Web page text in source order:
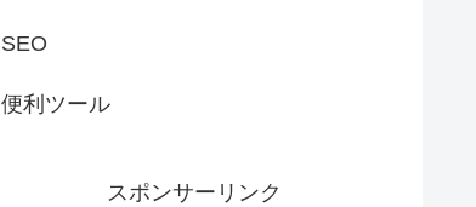
SEO
便利ツール
スポンサーリンク